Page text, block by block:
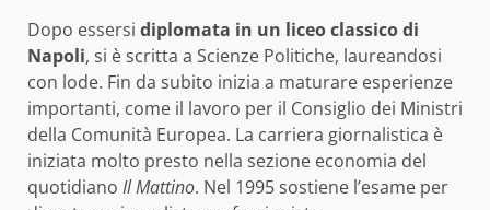
Dopo essersi diplomata in un liceo classico di
Napoli, si è scritta a Scienze Politiche, laureandosi
con lode. Fin da subito inizia a maturare esperienze
importanti, come il lavoro per il Consiglio dei Ministri
della Comunità Europea. La carriera giornalistica è
iniziata molto presto nella sezione economia del
quotidiano Il Mattino. Nel 1995 sostiene l’esame per